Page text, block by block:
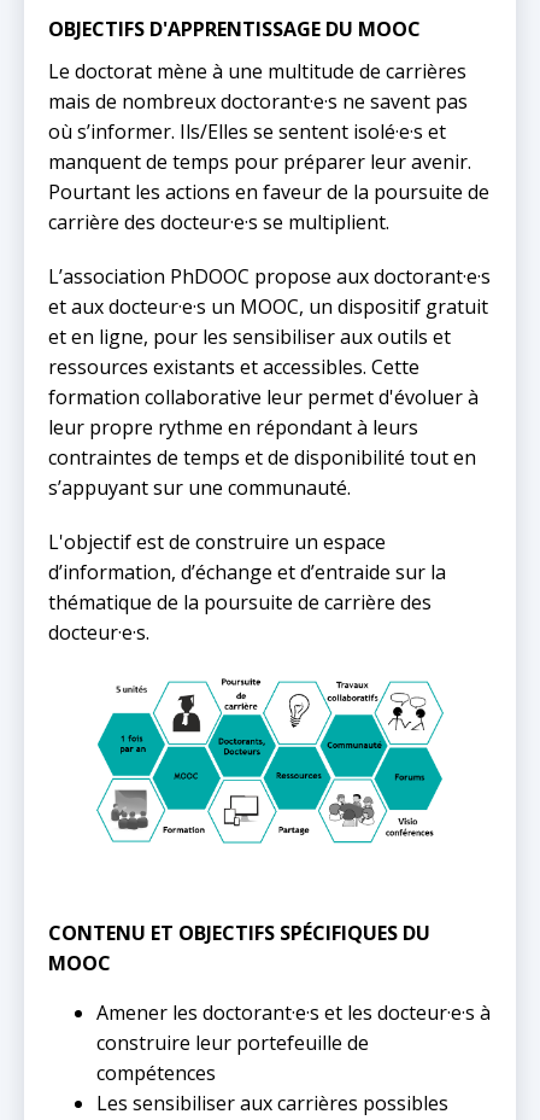
OBJECTIFS D'APPRENTISSAGE DU MOOC
Le doctorat mène à une multitude de carrières
mais de nombreux doctorant·e·s ne savent pas
où s’informer. Ils/Elles se sentent isolé·e·s et
manquent de temps pour préparer leur avenir.
Pourtant les actions en faveur de la poursuite de
carrière des docteur·e·s se multiplient.
L’association PhDOOC propose aux doctorant·e·s
et aux docteur·e·s un MOOC, un dispositif gratuit
et en ligne, pour les sensibiliser aux outils et
ressources existants et accessibles. Cette
formation collaborative leur permet d'évoluer à
leur propre rythme en répondant à leurs
contraintes de temps et de disponibilité tout en
s’appuyant sur une communauté.
L'objectif est de construire un espace
d’information, d’échange et d’entraide sur la
thématique de la poursuite de carrière des
docteur·e·s.
CONTENU ET OBJECTIFS SPÉCIFIQUES DU
MOOC
Amener les doctorant·e·s et les docteur·e·s à
construire leur portefeuille de
compétences
Les sensibiliser aux carrières possibles